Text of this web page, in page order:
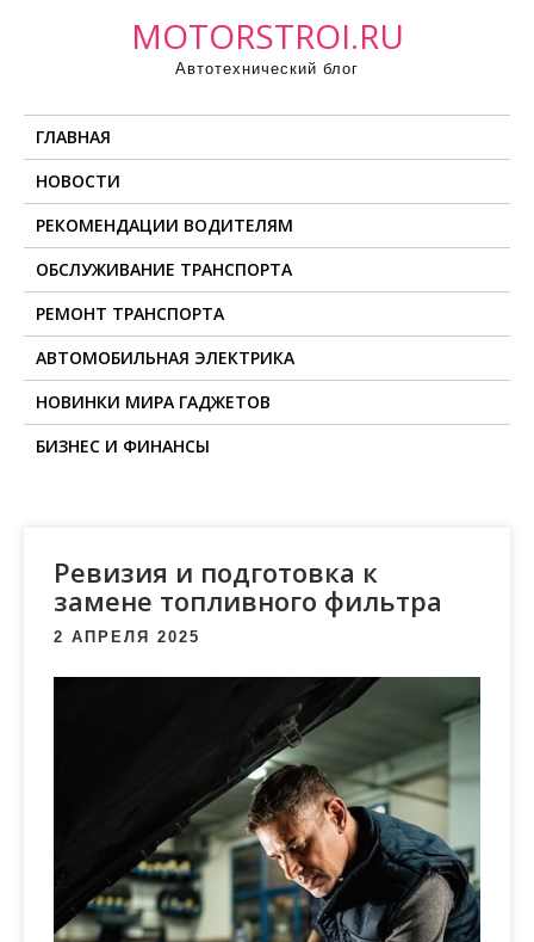
MOTORSTROI.RU
Автотехнический блог
ГЛАВНАЯ
НОВОСТИ
РЕКОМЕНДАЦИИ ВОДИТЕЛЯМ
ОБСЛУЖИВАНИЕ ТРАНСПОРТА
РЕМОНТ ТРАНСПОРТА
АВТОМОБИЛЬНАЯ ЭЛЕКТРИКА
НОВИНКИ МИРА ГАДЖЕТОВ
БИЗНЕС И ФИНАНСЫ
Ревизия и подготовка к
замене топливного фильтра
2 АПРЕЛЯ 2025